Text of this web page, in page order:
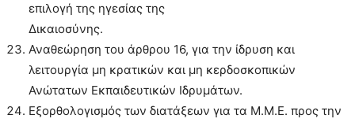
επιλογή της ηγεσίας της
Δικαιοσύνης.
Αναθεώρηση του άρθρου 16, για την ίδρυση και
λειτουργία μη κρατικών και μη κερδοσκοπικών
Ανώτατων Εκπαιδευτικών Ιδρυμάτων.
Εξορθολογισμός των διατάξεων για τα Μ.Μ.Ε. προς την